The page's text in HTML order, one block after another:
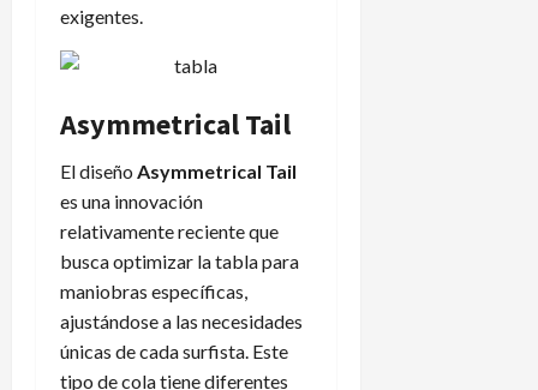
exigentes.
Asymmetrical Tail
El diseño Asymmetrical Tail
es una innovación
relativamente reciente que
busca optimizar la tabla para
maniobras específicas,
ajustándose a las necesidades
únicas de cada surfista. Este
tipo de cola tiene diferentes